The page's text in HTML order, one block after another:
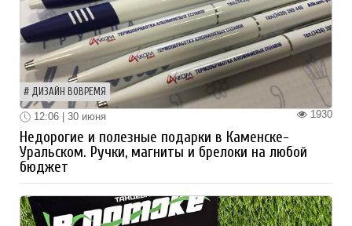
ДИЗАЙН ВОВРЕМЯ
1930
12:06 | 30 июня
Недорогие и полезные подарки в Каменске-
Уральском. Ручки, магниты и брелоки на любой
бюджет